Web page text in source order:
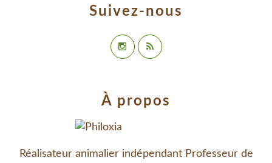
Suivez-nous
À propos
Réalisateur animalier indépendant Professeur de